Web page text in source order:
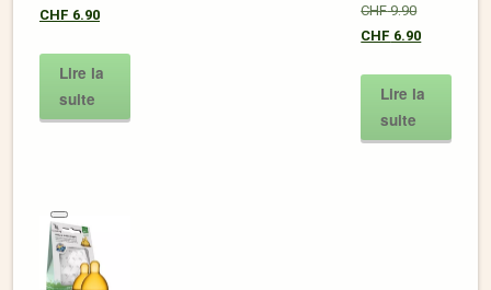
CHF 6.90
Lire la
suite
CHF9.90
CHF 6.90
Lire la
suite